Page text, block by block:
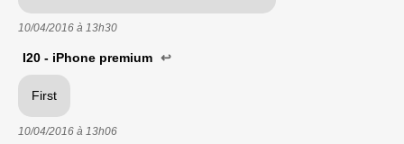
10/04/2016 à 13h30
I20 - iPhone premium ↩
First
10/04/2016 à 13h06